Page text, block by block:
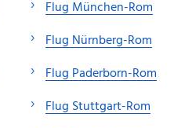
Flug München-Rom
Flug Nürnberg-Rom
Flug Paderborn-Rom
Flug Stuttgart-Rom